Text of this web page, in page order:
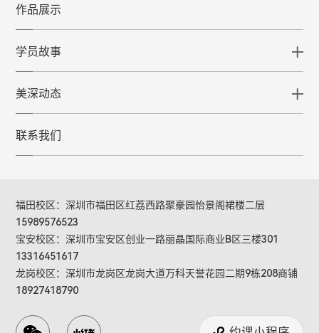
作品展示
学员故事
美深动态
联系我们
福田校区：深圳市福田区红荔西路聚豪园怡景阁裙楼二层
15989576523
宝安校区：深圳市宝安区创业一路丽晶国际商业B区三楼301
13316451617
龙岗校区：深圳市龙岗区龙岗大道万科天誉花园二期9栋208商铺
18927418790